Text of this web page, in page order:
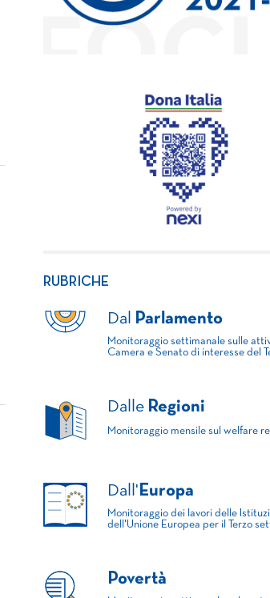
RUBRICHE
Dal Parlamento
Monitoraggio settimanale sulle
Camera e Senato di interesse del
Dalle Regioni
Monitoraggio mensile sul welfare
Dall' Europa
Monitoraggio dei lavori delle
dell'Unione Europea per il Terzo
Povertà